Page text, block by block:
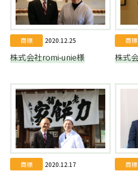
商標 2020.12.25
株式会社romi-unie様
商標
株式
商標 2020.12.17 商標